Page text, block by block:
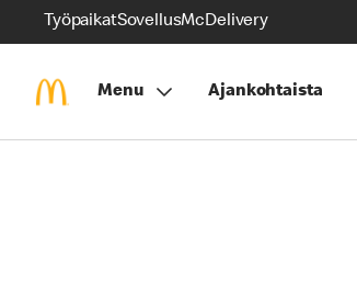
TyöpaikatSovellusMcDelivery
Menu Ajankohtaista